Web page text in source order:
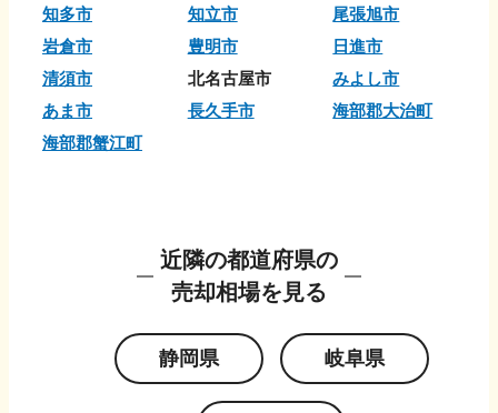
知多市
知立市
尾張旭市
岩倉市
豊明市
日進市
清須市
北名古屋市
みよし市
あま市
長久手市
海部郡大治町
海部郡蟹江町
近隣の都道府県の
売却相場を見る
静岡県 岐阜県